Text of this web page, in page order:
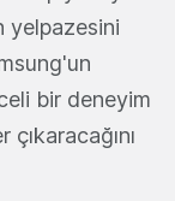
yelpazesini
bir deneyim